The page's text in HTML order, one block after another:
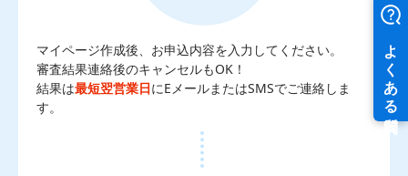
マイページ作成後、お申込内容を入力してください。
審査結果連絡後のキャンセルもOK！
結果は最短翌営業日にEメールまたはSMSでご連絡しま
す。